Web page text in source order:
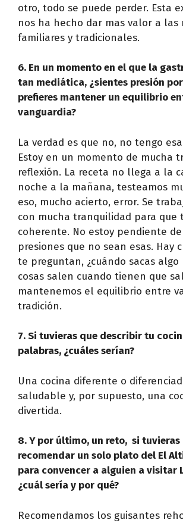
otro, todo se puede perder. Esta
nos ha hecho dar mas valor a las
familiares y tradicionales.
6. En un momento en el que la
tan mediática, ¿sientes presión
prefieres mantener un equilibrio
vanguardia?
La verdad es que no, no tengo
Estoy en un momento de mucha
reflexión. La receta no llega a la
noche a la mañana, testeamos
eso, mucho acierto, error. Se
con mucha tranquilidad para que
coherente. No estoy pendiente
presiones que no sean esas. Hay
te preguntan, ¿cuándo sacas algo
cosas salen cuando tienen que
mantenemos el equilibrio entre
tradición.
7. Si tuvieras que describir tu
palabras, ¿cuáles serían?
Una cocina diferente o
saludable y, por supuesto, una
divertida.
8. Y por último, un reto, si tuvieras
recomendar un solo plato del El
para convencer a alguien a visitar
¿cuál sería y por qué?
Recomendamos los guisantes